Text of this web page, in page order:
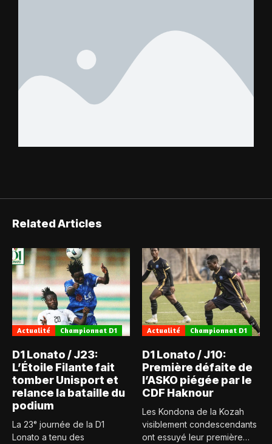
Related Articles
Actualité Championnat D1
D1 Lonato / J23:
L’Étoile Filante fait
tomber Unisport et
relance la bataille du
podium
La 23ᵉ journée de la D1
Lonato a tenu des
Actualité Championnat D1
D1 Lonato / J10:
Première défaite de
l’ASKO piégée par le
CDF Haknour
Les Kondona de la Kozah
visiblement condescendants
ont essuyé leur première